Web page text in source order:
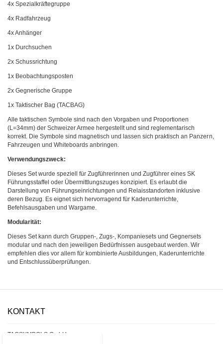
4x Spezialkräftegruppe
4x Radfahrzeug
4x Anhänger
1x Durchsuchen
2x Schussrichtung
1x Beobachtungsposten
2x Gegnerische Gruppe
1x Taktischer Bag (TACBAG)
Alle taktischen Symbole sind nach den Vorgaben und Proportionen
(L=34mm) der Schweizer Armee hergestellt und sind reglementarisch
korrekt. Die Symbole sind magnetisch und lassen sich praktisch an Panzern,
Fahrzeugen und Whiteboards anbringen.
Verwendungszweck:
Dieses Set wurde speziell für Zugführerinnen und Zugführer eines SK
Führungsstaffel oder Übermittlungszuges konzipiert. Es erlaubt die
Darstellung von Führungseinrichtungen und Relaisstandorten inklusive
deren Bezug. Es eignet sich hervorragend für Kaderunterrichte,
Befehlsausgaben und Wargame.
Modularität:
Dieses Set kann durch Gruppen-, Zugs-, Kompaniesets und Gegnersets
modular und nach den jeweiligen Bedürfnissen ausgebaut werden. Wir
empfehlen dies vor allem für kombinierte Ausbildungen, Kaderunterrichte
und Entschlussüberprüfungen.
KONTAKT
TACSYMBOLS GmbH